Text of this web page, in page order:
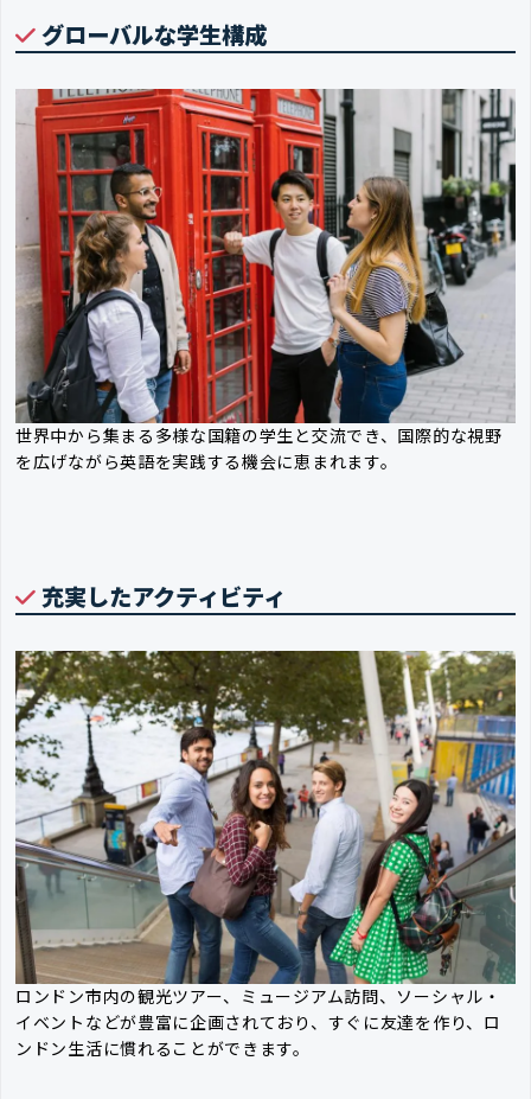
グローバルな学生構成
世界中から集まる多様な国籍の学生と交流でき、国際的な視野
を広げながら英語を実践する機会に恵まれます。
充実したアクティビティ
ロンドン市内の観光ツアー、ミュージアム訪問、ソーシャル・
イベントなどが豊富に企画されており、すぐに友達を作り、ロ
ンドン生活に慣れることができます。